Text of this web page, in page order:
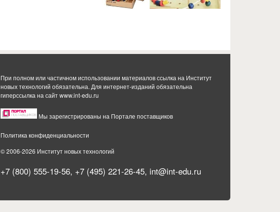
При полном или частичном использовании материалов ссылка на Институт
новых технологий обязательна. Для интернет-изданий обязательна
гиперссылка на сайтwww.int-edu.ru
Мы зарегистрированы на Портале поставщиков
Политика конфиденциальности
© 2006-2026 Институт новых технологий
+7 (800) 555-19-56, +7 (495) 221-26-45, int@int-edu.ru